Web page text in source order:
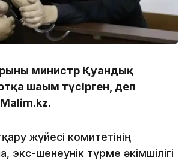
министр Қуандық
шағым түсірген, деп
жүйесі комитетінің
экс-шенеунік түрме әкімшілігі